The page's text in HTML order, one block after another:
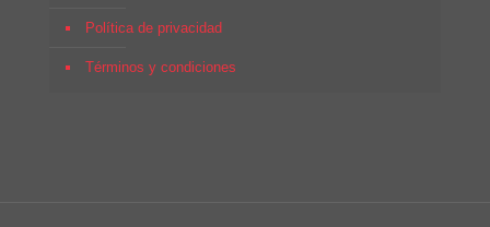
Política de privacidad
Términos y condiciones